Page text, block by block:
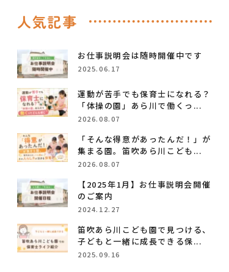
人気記事
お仕事説明会は随時開催中です
2025.06.17
運動が苦手でも保育士になれる？
「体操の園」あら川で働くっ...
2026.08.07
「そんな得意があったんだ！」が
集まる園。笛吹あら川こども...
2026.08.07
【2025年1月】お仕事説明会開催
のご案内
2024.12.27
笛吹あら川こども園で見つける、
子どもと一緒に成長できる保...
2025.09.16